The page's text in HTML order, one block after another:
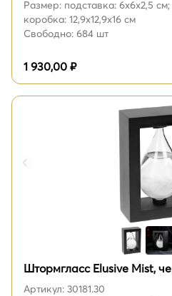
Размер: подставка: 6х6х2,5
коробка: 12,9x12,9x16 см
Свободно: 684 шт
1 930,00 ₽
Штормгласс Elusive Mist,
Артикул: 30181.30